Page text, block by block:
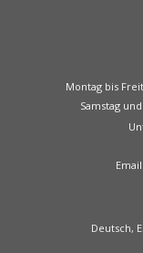
Montag bis
Samstag
Deutsch,